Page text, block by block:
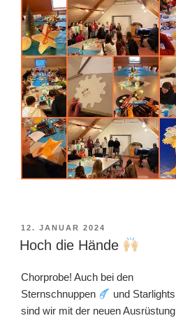
VERÖFFENTLICHT
AM
12. JANUAR 2024
Hoch die Hände
Chorprobe! Auch bei den
Sternschnuppen
und Starlights
sind wir mit der neuen Ausrüstung